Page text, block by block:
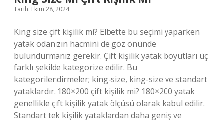
Tarih: Ekim 28, 2024
King size çift kişilik mi? Elbette bu seçimi yaparken
yatak odanızın hacmini de göz önünde
bulundurmanız gerekir. Çift kişilik yatak boyutları üç
farklı şekilde kategorize edilir. Bu
kategorilendirmeler; king-size, king-size ve standart
yataklardır. 180×200 çift kişilik mi? 180×200 yatak
genellikle çift kişilik yatak ölçüsü olarak kabul edilir.
Standart tek kişilik yataklardan daha geniş ve